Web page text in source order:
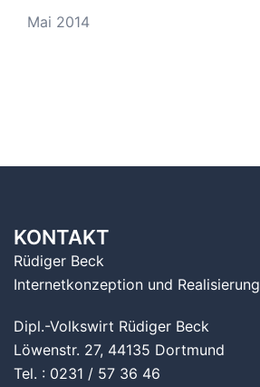
Mai 2014
KONTAKT
Rüdiger Beck
Internetkonzeption und Realisierung
Dipl.-Volkswirt Rüdiger Beck
Löwenstr. 27, 44135 Dortmund
Tel. : 0231 / 57 36 46